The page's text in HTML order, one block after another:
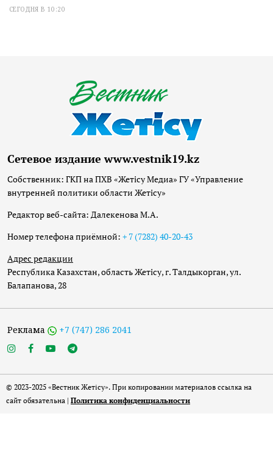
СЕГОДНЯ В 10:20
Сетевое издание www.vestnik19.kz
Собственник: ГКП на ПХВ «Жетісу Медиа» ГУ «Управление
внутренней политики области Жетісу»
Редактор веб-сайта: Далекенова М.А.
Номер телефона приёмной: + 7 (7282) 40-20-43
Адрес редакции
Республика Казахстан, область Жетісу, г. Талдыкорган, ул.
Балапанова, 28
Реклама +7 (747) 286 2041
© 2023-2025 «Вестник Жетісу». При копировании материалов ссылка на
сайт обязательна | Политика конфиденциальности